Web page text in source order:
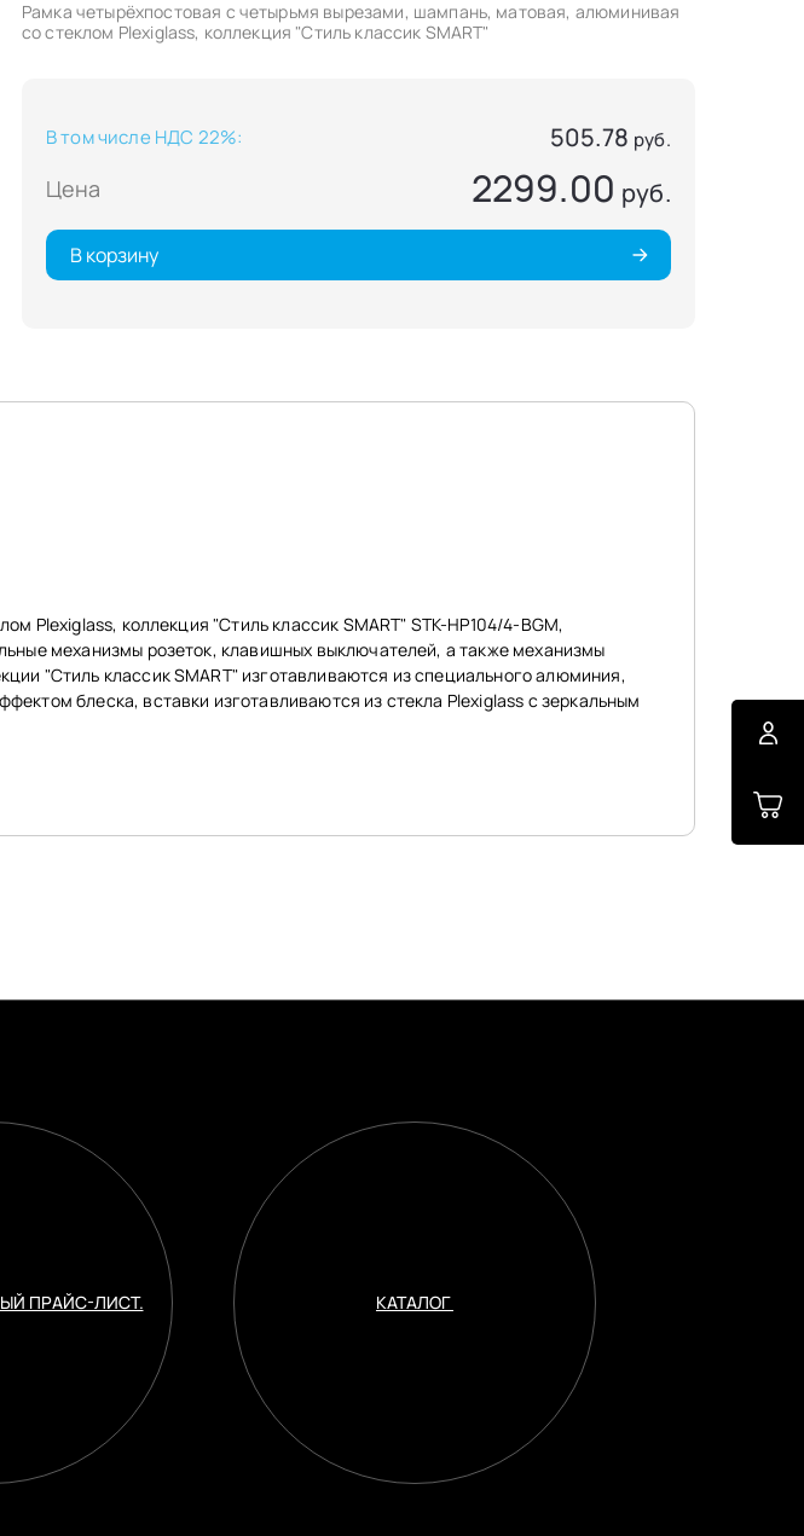
Рамка четырёхпостовая с четырьмя вырезами, шампань, матовая, алюминивая
со стеклом Plexiglass, коллекция "Стиль классик SMART"
В том числе НДС 22%: 505.78 руб.
Цена 2299.00 руб.
В корзину
Plexiglass, коллекция "Стиль классик SMART" STK-HP104/4-BGM,
механизмы розеток, клавишных выключателей, а также механизмы
"Стиль классик SMART" изготавливаются из специального алюминия,
блеска, вставки изготавливаются из стекла Plexiglass c зеркальным
ПРАЙС-ЛИСТ. КАТАЛОГ